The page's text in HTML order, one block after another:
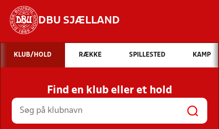
DBU SJÆLLAND
Hvad vil du søge efter?
INDHOLD OG NYHEDER
STILLINGER, RESULTATER, KLUBBER OG
HOLD
KLUB/HOLD RÆKKE SPILLESTED KAMP
Find en klub eller et hold